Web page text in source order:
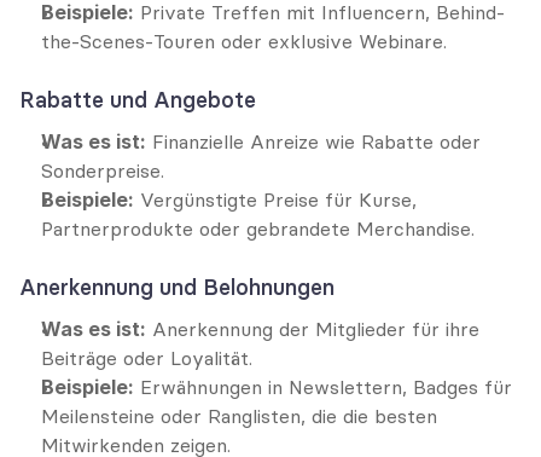
Beispiele: Private Treffen mit Influencern, Behind-
the-Scenes-Touren oder exklusive Webinare.
Rabatte und Angebote
Was es ist: Finanzielle Anreize wie Rabatte oder
Sonderpreise.
Beispiele: Vergünstigte Preise für Kurse,
Partnerprodukte oder gebrandete Merchandise.
Anerkennung und Belohnungen
Was es ist: Anerkennung der Mitglieder für ihre
Beiträge oder Loyalität.
Beispiele: Erwähnungen in Newslettern, Badges für
Meilensteine oder Ranglisten, die die besten
Mitwirkenden zeigen.